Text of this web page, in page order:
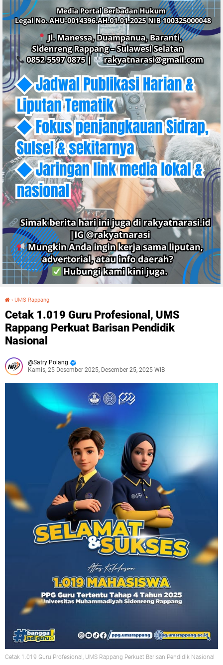
› UMS Rappang
Cetak 1.019 Guru Profesional, UMS
Rappang Perkuat Barisan Pendidik
Nasional
Satry Polang
Kamis, 25 Desember 2025, Desember 25, 2025 WIB
Cetak 1.019 Guru Profesional, UMS Rappang Perkuat Barisan Pendidik Nasional